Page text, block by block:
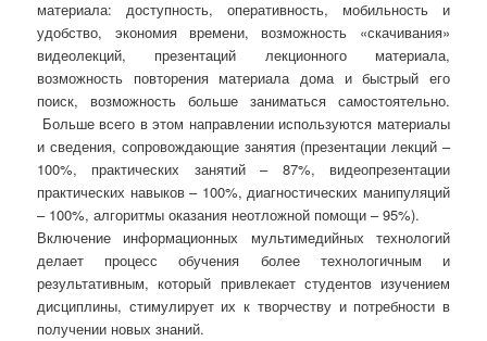
материала: доступность, оперативность, мобильность и
удобство, экономия времени, возможность «скачивания»
видеолекций, презентаций лекционного материала,
возможность повторения материала дома и быстрый его
поиск, возможность больше заниматься самостоятельно.
Больше всего в этом направлении используются материалы
и сведения, сопровождающие занятия (презентации лекций –
100%, практических занятий – 87%, видеопрезентации
практических навыков – 100%, диагностических манипуляций
– 100%, алгоритмы оказания неотложной помощи – 95%).
Включение информационных мультимедийных технологий
делает процесс обучения более технологичным и
результативным, который привлекает студентов изучением
дисциплины, стимулирует их к творчеству и потребности в
получении новых знаний.